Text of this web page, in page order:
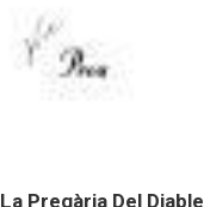
La Pregària Del Diable